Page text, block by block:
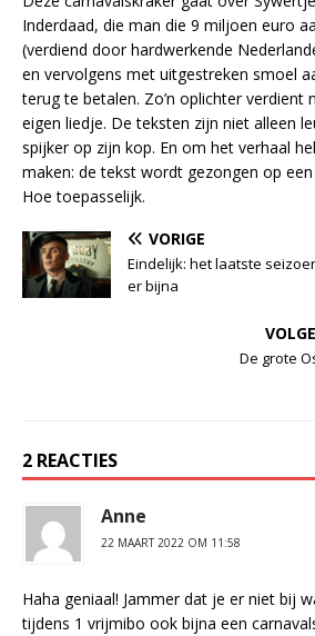
Inderdaad, die man die 9 miljoen euro
(verdiend door hardwerkende
en vervolgens met uitgestreken smoel
terug te betalen. Zo’n oplichter verdient
eigen liedje. De teksten zijn niet alleen
spijker op zijn kop. En om het verhaal
maken: de tekst wordt gezongen op
Hoe toepasselijk.
VORIGE
Eindelijk: het laatste
er bijna
De grote
2 REACTIES
Anne
22 MAART 2022 OM 11:58
Haha geniaal! Jammer dat je er niet bij
tijdens 1 vrijmibo ook bijna een